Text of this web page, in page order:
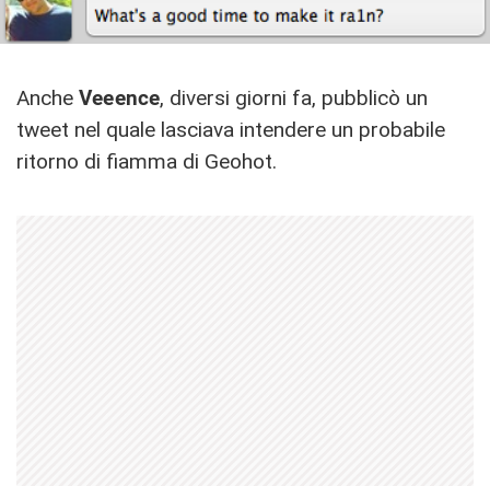
Anche Veeence, diversi giorni fa, pubblicò un
tweet nel quale lasciava intendere un probabile
ritorno di fiamma di Geohot.